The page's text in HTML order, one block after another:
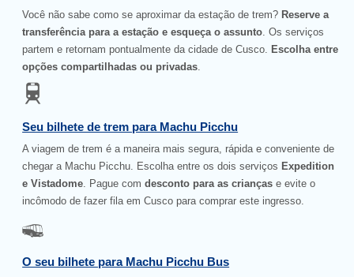
Você não sabe como se aproximar da estação de trem? Reserve a
transferência para a estação e esqueça o assunto . Os serviços
partem e retornam pontualmente da cidade de Cusco. Escolha entre
opções compartilhadas ou privadas
Seu bilhete de trem para Machu Picchu
A viagem de trem é a maneira mais segura, rápida e conveniente de
chegar a Machu Picchu. Escolha entre os dois serviços Expedition
e Vistadome. Pague comdesconto para as crianças e evite o
incômodo de fazer fila em Cusco para comprar este ingresso.
O seu bilhete para Machu Picchu Bus